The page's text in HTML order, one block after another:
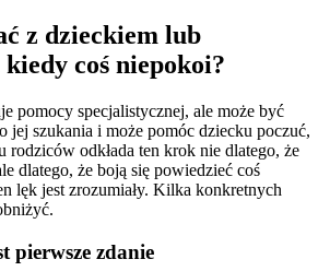
z dzieckiem lub
coś niepokoi?
pomocy specjalistycznej, ale może być
jej szukania i może pomóc dziecku poczuć,
rodziców odkłada ten krok nie dlatego, że
dlatego, że boją się powiedzieć coś
lęk jest zrozumiały. Kilka konkretnych
pierwsze zdanie